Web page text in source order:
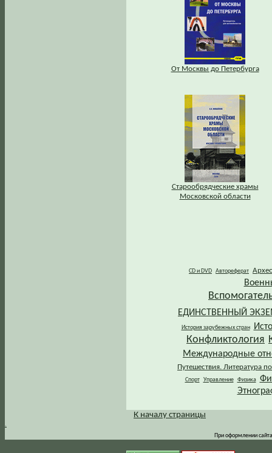
От Москвы до Петербурга
Старообрядческие храмы
Московской области
CD и DVD Автореферат
ЕДИНСТВЕННЫЙ
История зарубежных стран
Конфликтология
Международные
Путешествия. Литература
Спорт Управление Физика
.
К началу страницы
При оформлении